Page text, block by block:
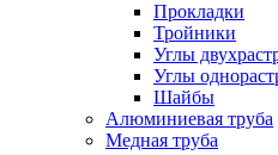
Прокладки
Тройники
Углы
Углы
Шайбы
Алюминиевая труба
Медная труба